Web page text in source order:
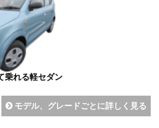
乗れる軽セダン
モデル、グレードごとに詳しく見る